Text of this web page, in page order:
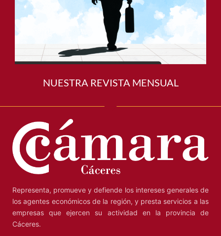
NUESTRA REVISTA MENSUAL
Representa, promueve y defiende los intereses generales de
los agentes económicos de la región, y presta servicios a las